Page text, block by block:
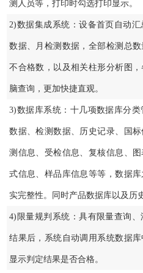
测人员等，打印时勾选打印显示。
2)数据集成系统：设备首页自动
数据、月检测数据，全部检测总
不合格数，以及相关柱形分析图
脑查询，更加快捷直观。
3)数据库系统：十几项数据库分
数据、检测数据、历史记录、国
测信息、受检信息、复核信息、
式信息、样品库信息等等，数据
实完整性。同时产品数据库以及历
4)限量规判系统：具有限量查询
结果后，系统自动调用系统数据
显示判定结果是否合格。